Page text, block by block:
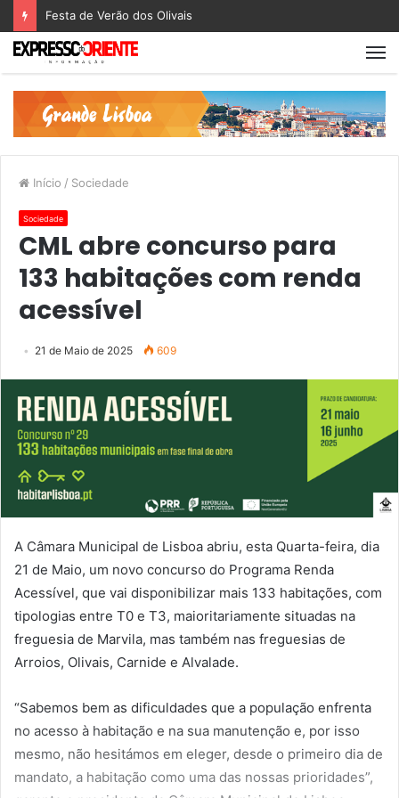
Festa de Verão dos Olivais
Início / Sociedade
Sociedade
CML abre concurso para
133 habitações com renda
acessível
21 de Maio de 2025 609
A Câmara Municipal de Lisboa abriu, esta Quarta-feira, dia
21 de Maio, um novo concurso do Programa Renda
Acessível, que vai disponibilizar mais 133 habitações, com
tipologias entre T0 e T3, maioritariamente situadas na
freguesia de Marvila, mas também nas freguesias de
Arroios, Olivais, Carnide e Alvalade.
“Sabemos bem as dificuldades que a população enfrenta
no acesso à habitação e na sua manutenção e, por isso
mesmo, não hesitámos em eleger, desde o primeiro dia de
mandato, a habitação como uma das nossas prioridades”,